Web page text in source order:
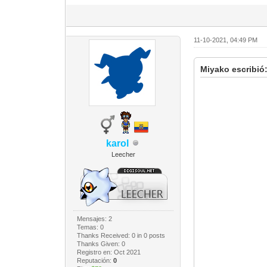
karol
Leecher
Mensajes: 2
Temas: 0
Thanks Received: 0in 0 posts
Thanks Given: 0
Registro en: Oct 2021
Reputación: 0
11-10-2021, 04:49 PM
Miyako escribió: